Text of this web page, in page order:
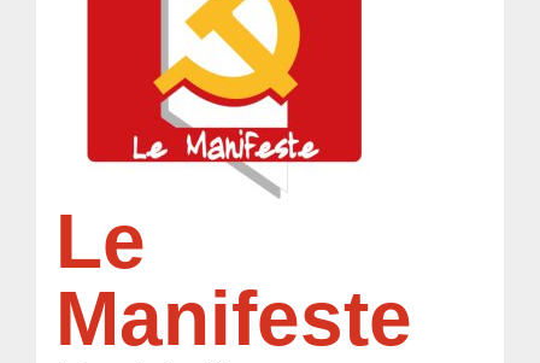
Le
Manifeste